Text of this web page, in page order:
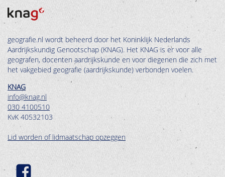
geografie.nl wordt beheerd door het Koninklijk Nederlands
Aardrijkskundig Genootschap (KNAG). Het KNAG is er voor alle
geografen, docenten aardrijkskunde en voor diegenen die zich met
het vakgebied geografie (aardrijkskunde) verbonden voelen.
KNAG
info@knag.nl
030 4100510
KvK 40532103
Lid worden of lidmaatschap opzeggen